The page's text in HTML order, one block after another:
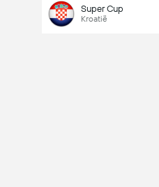
Super Cup
Kroatië